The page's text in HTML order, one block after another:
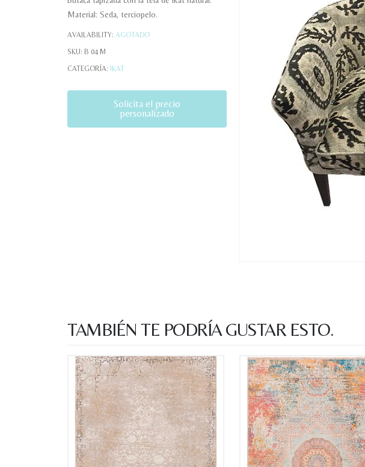
Material: Seda, terciopelo.
AVAILABILITY: AGOTADO
SKU: B 04 M
CATEGORÍA: IKAT
Solicita el precio
personalizado
TAMBIÉN TE PODRÍA GUSTAR ESTO.